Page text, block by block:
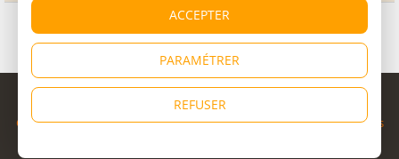
© Copyright 1998 - 2026
Cybevasion|Mentions légales|Confidentialité|CGU|Informations
ACCEPTER
PARAMÉTRER
REFUSER